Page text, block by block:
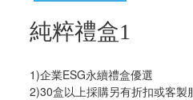
純粹禮盒1
1)企業ESG永續禮盒優選
2)30盒以上採購另有折扣或客